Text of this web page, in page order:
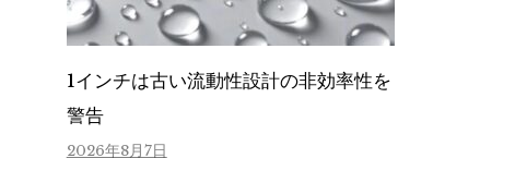
1インチは古い流動性設計の非効率性を
警告
2026年8月7日